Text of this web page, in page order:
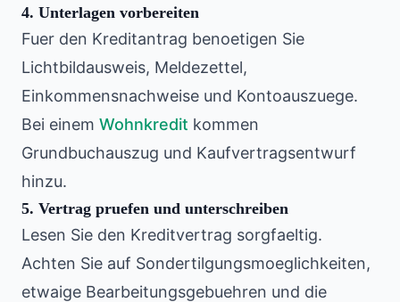
4. Unterlagen vorbereiten
Fuer den Kreditantrag benoetigen Sie
Lichtbildausweis, Meldezettel,
Einkommensnachweise und Kontoauszuege.
Bei einem Wohnkredit kommen
Grundbuchauszug und Kaufvertragsentwurf
hinzu.
5. Vertrag pruefen und unterschreiben
Lesen Sie den Kreditvertrag sorgfaeltig.
Achten Sie auf Sondertilgungsmoeglichkeiten,
etwaige Bearbeitungsgebuehren und die